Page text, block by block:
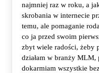
najmniej raz w roku, a
skrobania w internecie
temu, ale pomaganie
co ja przed swoim
zbyt wiele radości, żeby
działam w branży MLM,
dokarmiam wszystkie